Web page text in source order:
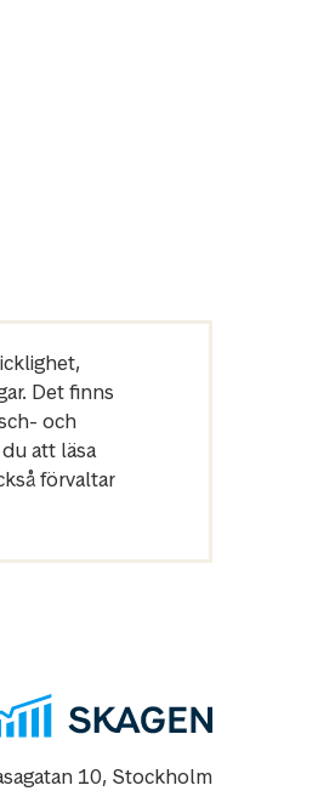
Det finns
och
att läsa
förvaltar
10, Stockholm